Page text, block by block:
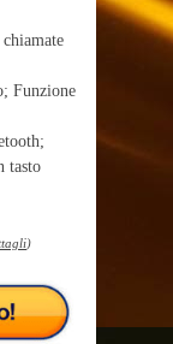
Funzione
tasto
)